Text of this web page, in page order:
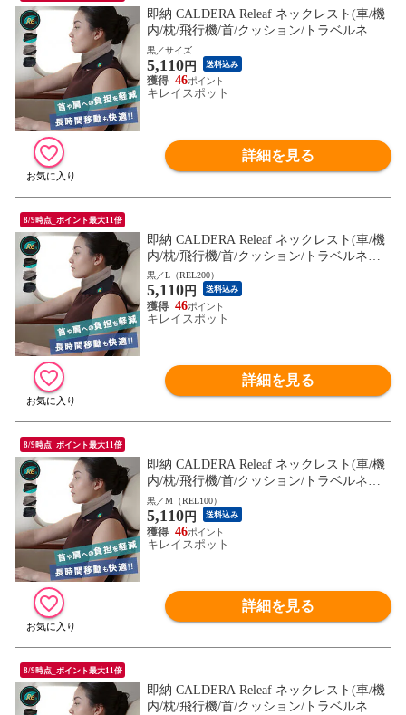
即納 CALDERA Releaf ネックレスト(車/機
内/枕/飛行機/首/クッション/トラベルネッ
クピロー/旅行/旅行用/車用) ※1枚目の画像
は代表イメージのため色・柄が異なる場合
がございます。2枚目以降の画像でご希望
の色・柄をご確認下さい。
黒／サイズ
5,110円 送料込み
46
キレイスポット
詳細を見る
8/9時点_ポイント最大11倍
即納 CALDERA Releaf ネックレスト(車/機
内/枕/飛行機/首/クッション/トラベルネッ
クピロー/旅行/旅行用/車用) ※1枚目の画像
は代表イメージのため色・柄が異なる場合
がございます。2枚目以降の画像でご希望
の色・柄をご確認下さい。
黒／L（REL200）
5,110円 送料込み
46
キレイスポット
詳細を見る
8/9時点_ポイント最大11倍
即納 CALDERA Releaf ネックレスト(車/機
内/枕/飛行機/首/クッション/トラベルネッ
クピロー/旅行/旅行用/車用) ※1枚目の画像
は代表イメージのため色・柄が異なる場合
がございます。2枚目以降の画像でご希望
の色・柄をご確認下さい。
黒／M（REL100）
5,110円 送料込み
46
キレイスポット
詳細を見る
8/9時点_ポイント最大11倍
即納 CALDERA Releaf ネックレスト(車/機
内/枕/飛行機/首/クッション/トラベルネッ